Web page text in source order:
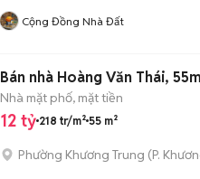
Cộng Đồng Nhà Đất
Bán nhà Hoàng Văn Thái,
Nhà mặt phố, mặt tiền
12 tỷ 218 tr/m² 55 m²
Phường Khương Trung (P.